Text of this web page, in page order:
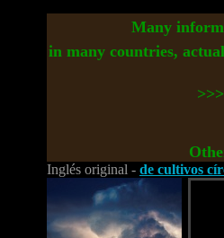
Many
in many countries, actual
Inglés original - de cultivos